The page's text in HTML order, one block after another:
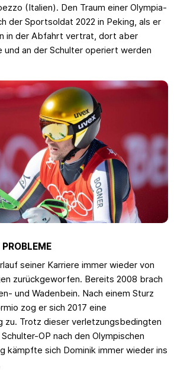
(Italien). Den Traum einer Olympia-
der Sportsoldat 2022 in Peking, als er
in der Abfahrt vertrat, dort aber
an der Schulter operiert werden
seiner Karriere immer wieder von
zurückgeworfen. Bereits 2008 brach
und Wadenbein. Nach einem Sturz
zog er sich 2017 eine
zu. Trotz dieser verletzungsbedingten
OP nach den Olympischen
kämpfte sich Dominik immer wieder ins